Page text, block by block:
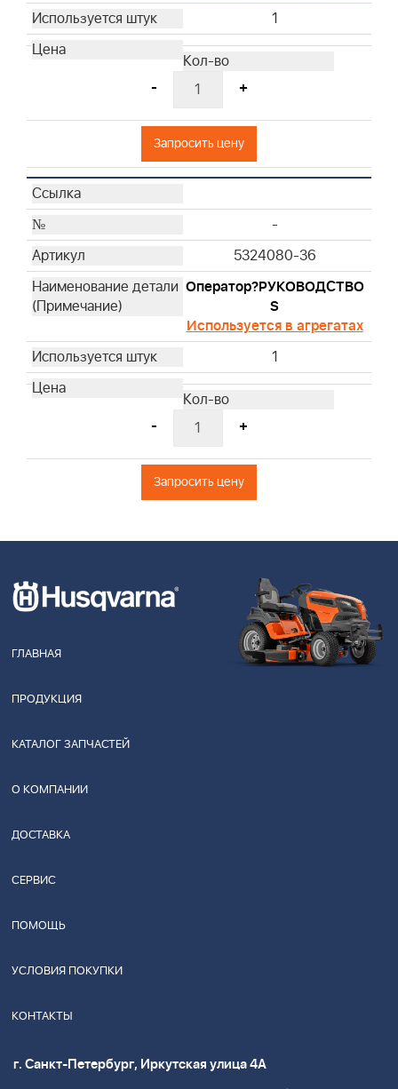
1
- +
Запросить цену
-
5324080-36
Оператор?РУКОВОДСТВО
S
Используется в агрегатах
1
- +
Запросить цену
ГЛАВНАЯ
ПРОДУКЦИЯ
КАТАЛОГ ЗАПЧАСТЕЙ
О КОМПАНИИ
ДОСТАВКА
СЕРВИС
ПОМОЩЬ
УСЛОВИЯ ПОКУПКИ
КОНТАКТЫ
г. Санкт-Петербург, Иркутская улица 4А